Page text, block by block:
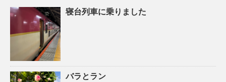
寝台列車に乗りました
バラとラン